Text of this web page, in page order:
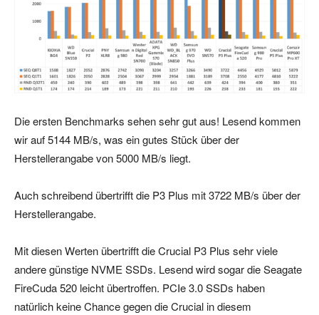
Die ersten Benchmarks sehen sehr gut aus! Lesend kommen
wir auf 5144 MB/s, was ein gutes Stück über der
Herstellerangabe von 5000 MB/s liegt.
Auch schreibend übertrifft die P3 Plus mit 3722 MB/s über der
Herstellerangabe.
Mit diesen Werten übertrifft die Crucial P3 Plus sehr viele
andere günstige NVME SSDs. Lesend wird sogar die Seagate
FireCuda 520 leicht übertroffen. PCIe 3.0 SSDs haben
natürlich keine Chance gegen die Crucial in diesem